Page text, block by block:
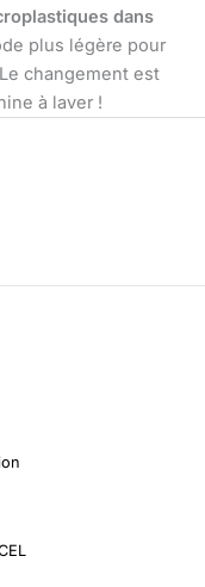
dans
plus légère pour
changement est
à laver !